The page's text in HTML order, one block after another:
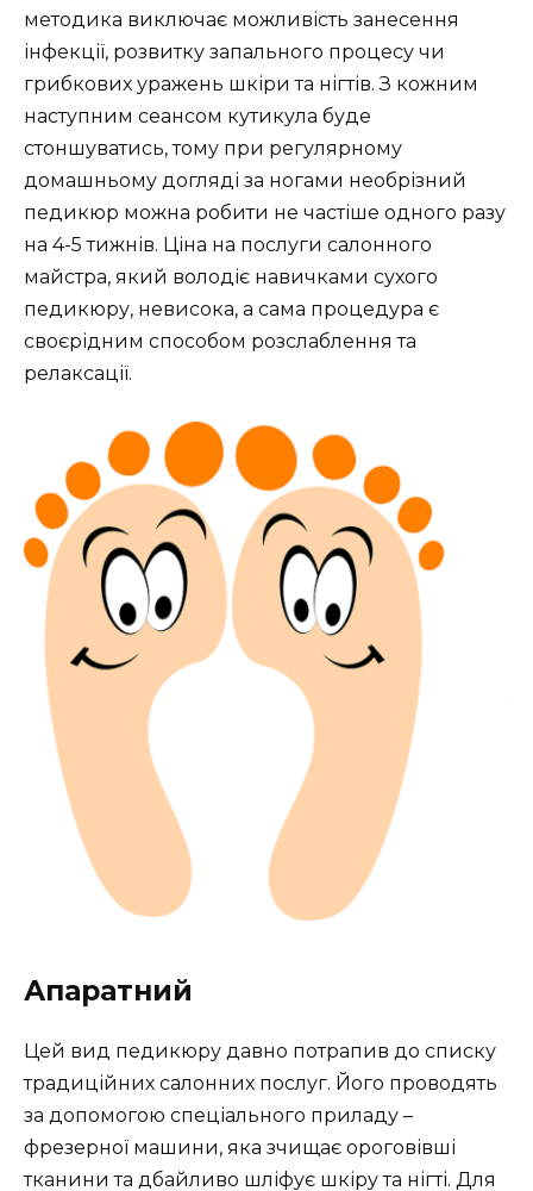
методика виключає можливість занесення
інфекції, розвитку запального процесу чи
грибкових уражень шкіри та нігтів. З кожним
наступним сеансом кутикула буде
стоншуватись, тому при регулярному
домашньому догляді за ногами необрізний
педикюр можна робити не частіше одного разу
на 4-5 тижнів. Ціна на послуги салонного
майстра, який володіє навичками сухого
педикюру, невисока, а сама процедура є
своєрідним способом розслаблення та
релаксації.
Апаратний
Цей вид педикюру давно потрапив до списку
традиційних салонних послуг. Його проводять
за допомогою спеціального приладу –
фрезерної машини, яка зчищає ороговівші
тканини та дбайливо шліфує шкіру та нігті. Для